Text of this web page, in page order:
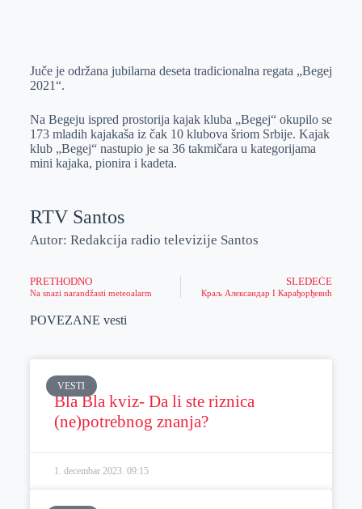
r
n
A
p
iJuče je održana jubilarna deseta tradicionalna regata „Begej
2021“.
Na Begeju ispred prostorija kajak kluba „Begej“ okupilo se
173 mladih kajakaša iz čak 10 klubova šriom Srbije. Kajak
klub „Begej“ nastupio je sa 36 takmičara u kategorijama
mini kajaka, pionira i kadeta.
RTV Santos
Autor: Redakcija radio televizije Santos
PRETHODNO
Na snazi narandžasti meteoalarm
SLEDEĆE
Краљ Александар I Карађорђевић
POVEZANE vesti
VESTI
Bla Bla kviz- Da li ste riznica
(ne)potrebnog znanja?
1. decembar 2023. 09:15